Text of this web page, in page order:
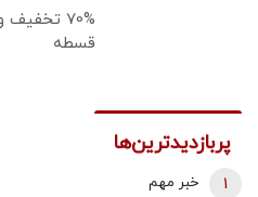
قسطه
پربازدیدترین‌ها
خبر مهم 1